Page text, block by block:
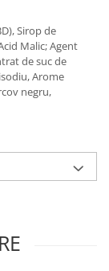
Sirop de
Malic; Agent
de suc de
Arome
negru,